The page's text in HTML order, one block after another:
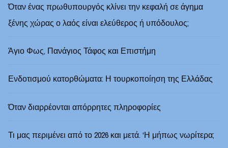
Όταν ένας πρωθυπουργός κλίνει την κεφαλή σε άγημα
ξένης χώρας ο λαός είναι ελεύθερος ή υπόδουλος;
Άγιο Φως, Πανάγιος Τάφος και Επιστήμη
Ενδοτισμού κατορθώματα: Η τουρκοποίηση της Ελλάδας
Όταν διαρρέονται απόρρητες πληροφορίες
Τι μας περιμένει από το 2026 και μετά. ‘Η μήπως νωρίτερα;